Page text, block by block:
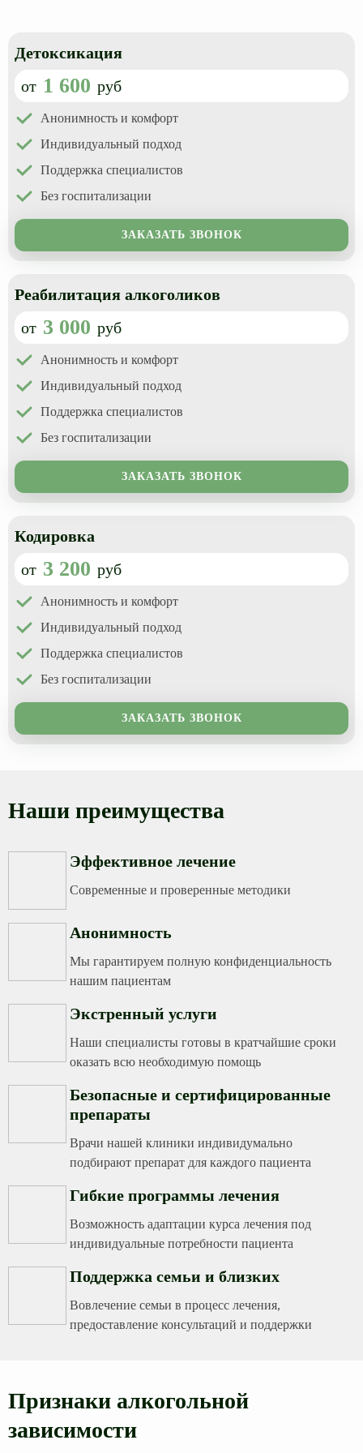
Кодирование на Дому
Иглоукалывание
Аппаратное кодирование
Лазерное кодирование
Компьютерное кодирование
Кодирование Алгоминал
Детоксикация
от 1 600 руб
Анонимность и комфорт
Индивидуальный подход
Поддержка специалистов
Без госпитализации
ЗАКАЗАТЬ ЗВОНОК
Реабилитация алкоголиков
от 3 000 руб
Анонимность и комфорт
Индивидуальный подход
Поддержка специалистов
Без госпитализации
ЗАКАЗАТЬ ЗВОНОК
Кодировка
от 3 200 руб
Анонимность и комфорт
Индивидуальный подход
Поддержка специалистов
Без госпитализации
ЗАКАЗАТЬ ЗВОНОК
Наши преимущества
Эффективное лечение
Современные и проверенные методики
Анонимность
Мы гарантируем полную конфиденциальность
нашим пациентам
Экстренный услуги
Наши специалисты готовы в кратчайшие сроки
оказать всю необходимую помощь
Безопасные и сертифицированные
препараты
Врачи нашей клиники индивидумально
подбирают препарат для каждого пациента
Гибкие программы лечения
Возможность адаптации курса лечения под
индивидуальные потребности пациента
Поддержка семьи и близких
Вовлечение семьи в процесс лечения,
предоставление консультаций и поддержки
Признаки алкогольной
зависимости